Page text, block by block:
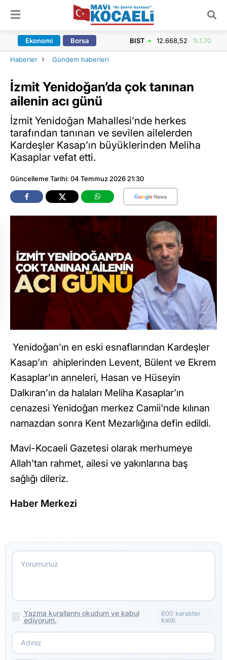
Ekonomi Borsa BIST 12.668,52 %1.70
Haberler Gündem haberleri
İzmit Yenidoğan’da çok tanınan
ailenin acı günü
İzmit Yenidoğan Mahallesi’nde herkes
tarafından tanınan ve sevilen ailelerden
Kardeşler Kasap’ın büyüklerinden Meliha
Kasaplar vefat etti.
Güncelleme Tarihi: 04 Temmuz 2026 21:30
Yenidoğan’ın en eski esnaflarından Kardeşler
Kasap’ın ahiplerinden Levent, Bülent ve Ekrem
Kasaplar’ın anneleri, Hasan ve Hüseyin
Dalkıran’ın da halaları Meliha Kasaplar’ın
cenazesi Yenidoğan merkez Camii'nde kılınan
namazdan sonra Kent Mezarlığına defin edildi.
Mavi-Kocaeli Gazetesi olarak merhumeye
Allah'tan rahmet, ailesi ve yakınlarına baş
sağlığı dileriz.
Haber Merkezi
Yazma kurallarını okudum ve kabul
ediyorum.
600 karakter
kaldı